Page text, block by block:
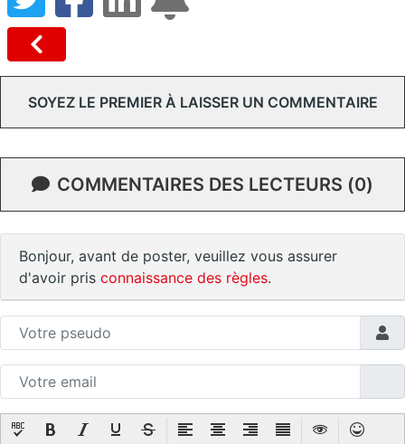
SOYEZ LE PREMIER À LAISSER UN COMMENTAIRE
COMMENTAIRES DES LECTEURS (0)
Bonjour, avant de poster, veuillez vous assurer
d'avoir pris connaissance des règles.